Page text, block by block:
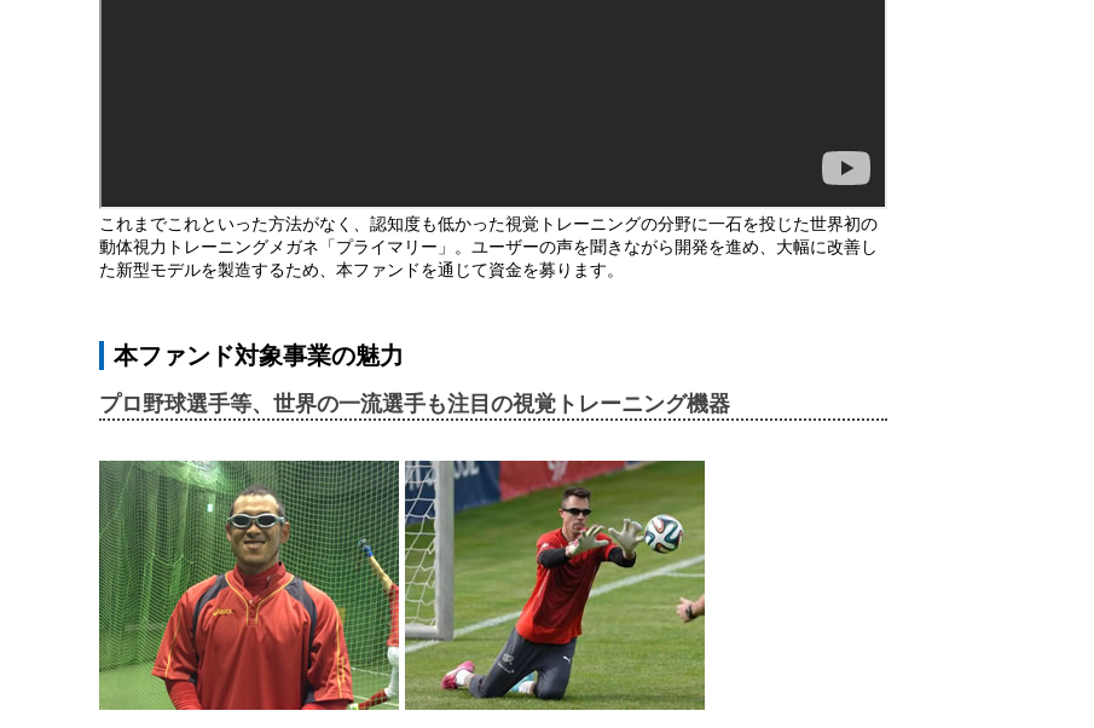
これまでこれといった方法がなく、認知度も低かった視覚トレーニングの分野に一石を投じた世界初の
動体視力トレーニングメガネ「プライマリー」。ユーザーの声を聞きながら開発を進め、大幅に改善し
た新型モデルを製造するため、本ファンドを通じて資金を募ります。
本ファンド対象事業の魅力
プロ野球選手等、世界の一流選手も注目の視覚トレーニング機器